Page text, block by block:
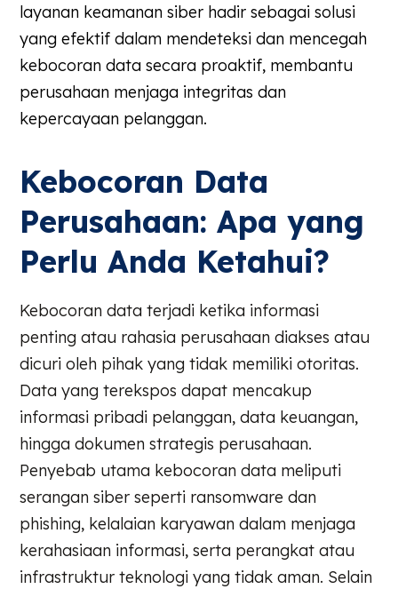
layanan keamanan siber hadir sebagai solusi
yang efektif dalam mendeteksi dan mencegah
kebocoran data secara proaktif, membantu
perusahaan menjaga integritas dan
kepercayaan pelanggan.
Kebocoran Data
Perusahaan: Apa yang
Perlu Anda Ketahui?
Kebocoran data terjadi ketika informasi
penting atau rahasia perusahaan diakses atau
dicuri oleh pihak yang tidak memiliki otoritas.
Data yang terekspos dapat mencakup
informasi pribadi pelanggan, data keuangan,
hingga dokumen strategis perusahaan.
Penyebab utama kebocoran data meliputi
serangan siber seperti ransomware dan
phishing, kelalaian karyawan dalam menjaga
kerahasiaan informasi, serta perangkat atau
infrastruktur teknologi yang tidak aman. Selain